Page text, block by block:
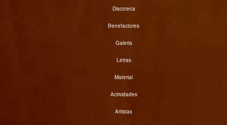
Discoteca
Benefactores
Galeria
Letras
Material
Actividades
Artistas